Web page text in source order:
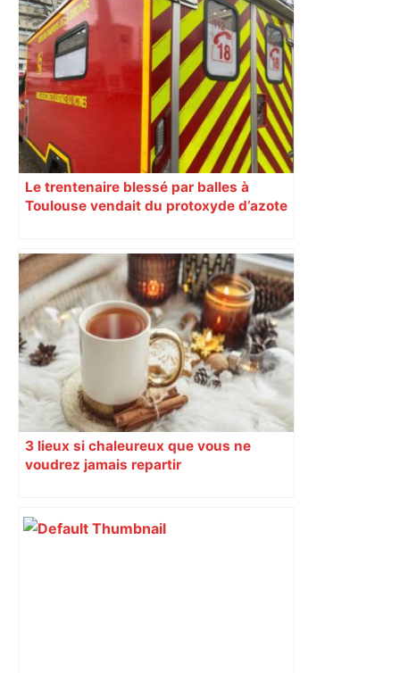
Le trentenaire blessé par balles à
Toulouse vendait du protoxyde d’azote
3 lieux si chaleureux que vous ne
voudrez jamais repartir